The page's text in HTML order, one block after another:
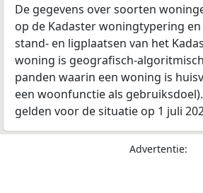
De gegevens over soorten
op de Kadaster woningtypering
stand- en ligplaatsen van het
woning is geografisch-
panden waarin een woning is
een woonfunctie als
gelden voor de situatie op 1 juli
Advertentie: